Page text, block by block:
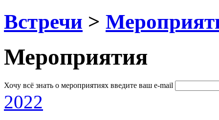
Встречи >
Мероприятия
Хочу всё знать о мероприятиях введите ваш e-mail
2022